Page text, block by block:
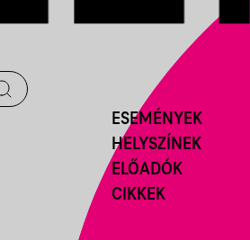
ESEMÉNYEK
HELYSZÍNEK
ELŐADÓK
CIKKEK